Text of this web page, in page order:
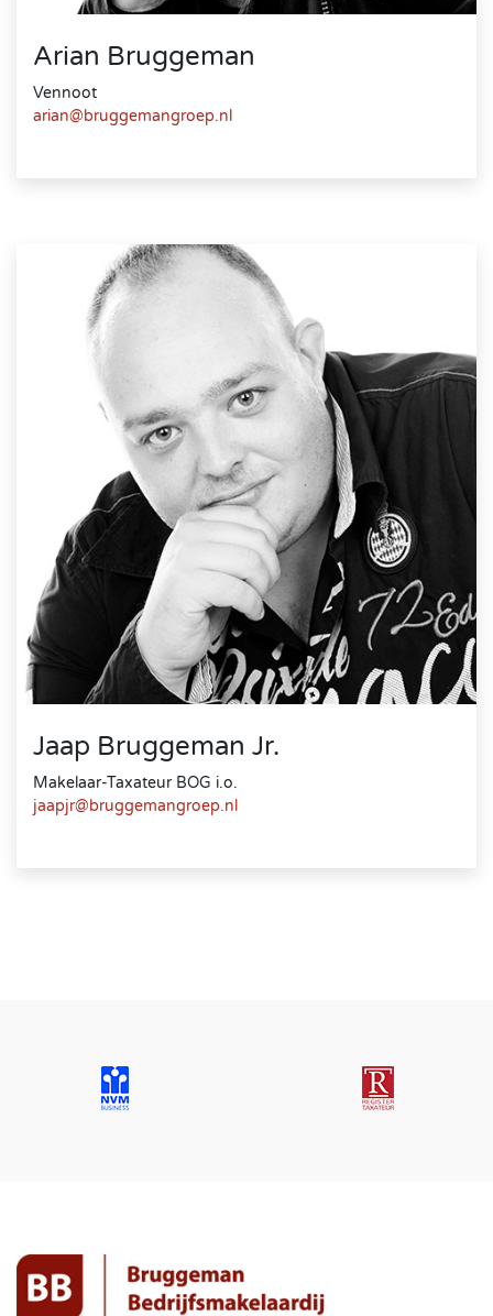
Arian Bruggeman
Vennoot
arian@bruggemangroep.nl
Jaap Bruggeman Jr.
Makelaar-Taxateur BOG i.o.
jaapjr@bruggemangroep.nl